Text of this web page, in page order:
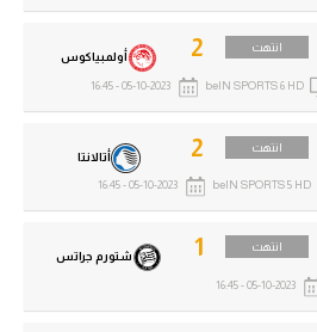
انتهت
شتورم جراتس 1
05-10-2023 - 16:45
انتهت
أتالانتا 2
beIN SPORTS 5 HD
05-10-2023 - 16:45
انتهت
أولمبياكوس 2
beIN SPORTS 6 HD
05-10-2023 - 16:45